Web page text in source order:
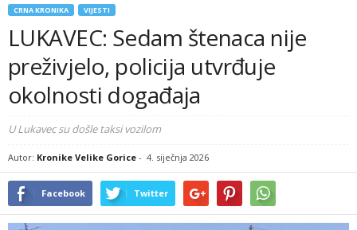
CRNA KRONIKA VIJESTI
LUKAVEC: Sedam štenaca nije
preživjelo, policija utvrđuje
okolnosti događaja
U Lukavec su došle taksi vozilom
Autor: Kronike Velike Gorice - 4. siječnja 2026
Facebook Twitter